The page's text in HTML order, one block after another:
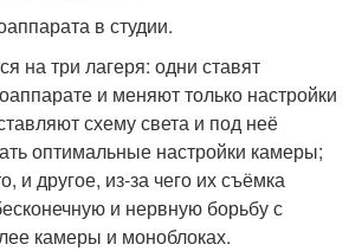
в студии.
на три лагеря: одни ставят
и меняют только настройки
схему света и под неё
оптимальные настройки камеры;
и другое, из-за чего их съёмка
и нервную борьбу с
камеры и моноблоках.